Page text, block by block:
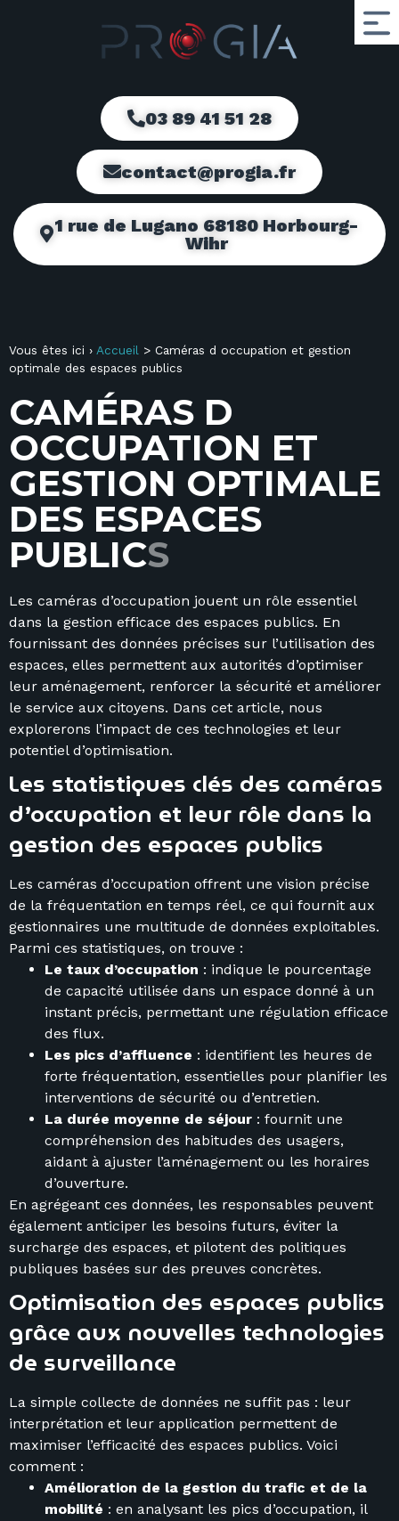
03 89 41 51 28
contact@progia.fr
1 rue de Lugano 68180 Horbourg-
Wihr
Vous êtes ici › Accueil > Caméras d occupation et gestion
optimale des espaces publics
CAMÉRAS D
OCCUPATION ET
GESTION OPTIMALE
DES ESPACES
PUBLICS
Les caméras d’occupation jouent un rôle essentiel
dans la gestion efficace des espaces publics. En
fournissant des données précises sur l’utilisation des
espaces, elles permettent aux autorités d’optimiser
leur aménagement, renforcer la sécurité et améliorer
le service aux citoyens. Dans cet article, nous
explorerons l’impact de ces technologies et leur
potentiel d’optimisation.
Les statistiques clés des caméras
d’occupation et leur rôle dans la
gestion des espaces publics
Les caméras d’occupation offrent une vision précise
de la fréquentation en temps réel, ce qui fournit aux
gestionnaires une multitude de données exploitables.
Parmi ces statistiques, on trouve :
Le taux d’occupation : indique le pourcentage
de capacité utilisée dans un espace donné à un
instant précis, permettant une régulation efficace
des flux.
Les pics d’affluence : identifient les heures de
forte fréquentation, essentielles pour planifier les
interventions de sécurité ou d’entretien.
La durée moyenne de séjour : fournit une
compréhension des habitudes des usagers,
aidant à ajuster l’aménagement ou les horaires
d’ouverture.
En agrégeant ces données, les responsables peuvent
également anticiper les besoins futurs, éviter la
surcharge des espaces, et pilotent des politiques
publiques basées sur des preuves concrètes.
Optimisation des espaces publics
grâce aux nouvelles technologies
de surveillance
La simple collecte de données ne suffit pas : leur
interprétation et leur application permettent de
maximiser l’efficacité des espaces publics. Voici
comment :
Amélioration de la gestion du trafic et de la
mobilité : en analysant les pics d’occupation, il